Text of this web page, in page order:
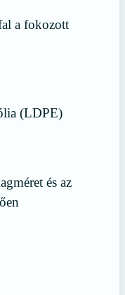
a fokozott
(LDPE)
és az